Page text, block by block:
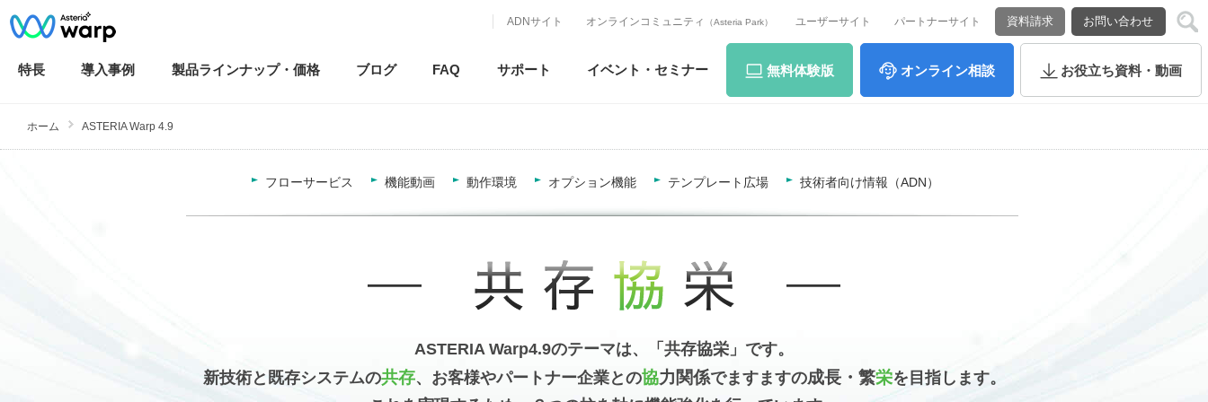
ADNサイト オンラインコミュニティ （Asteria Park） ユーザーサイト パートナーサイト 資料請求 お問い合わせ
特長 導入事例 製品ラインナップ・ 価格 ブログ FAQ サポート イベント・ セミナー 無料体験版 オンライン相談 お役立ち資料・動画
ホーム ASTERIA Warp 4.9
フローサービス 機能動画 動作環境 オプション機能 テンプレート広場 技術者向け情報（ADN）
ASTERIA Warp4.9のテーマは、「共存協栄」です。
新技術と既存システムの共存、お客様やパートナー企業との協力関係でますますの成長・繁栄を目指します。